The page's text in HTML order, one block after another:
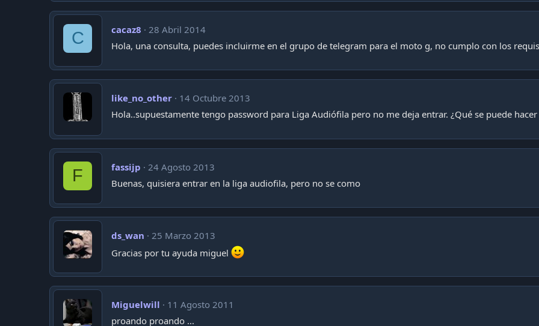
C cacaz8
28 Abril 2014
Hola, una consulta, puedes incluirme en el grupo de telegram para el moto g, no cumplo con los
like_no_other
14 Octubre 2013
Hola..supuestamente tengo password para Liga Audiófila pero no me deja entrar. ¿Qué se puede
F fassijp
24 Agosto 2013
Buenas, quisiera entrar en la liga audiofila, pero no se como
ds_wan
25 Marzo 2013
Gracias por tu ayuda miguel
Miguelwill
11 Agosto 2011
proando proando ...